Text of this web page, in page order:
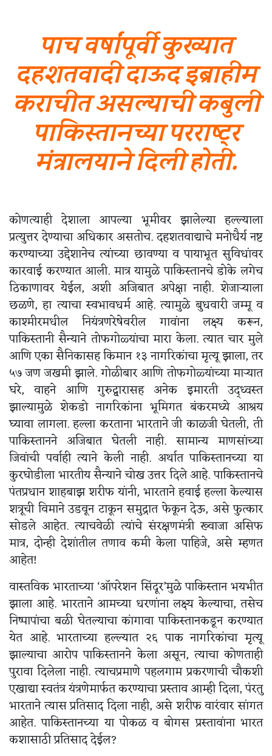
पाच वर्षांपूर्वी कुख्यात
दहशतवादी दाऊद इब्राहीम
कराचीत असल्याची कबुली
पाकिस्तानच्या परराष्ट्र
मंत्रालयाने दिली होती.
कोणत्याही देशाला आपल्या भूमीवर झालेल्या हल्ल्याला
प्रत्युत्तर देण्याचा अधिकार असतोच. दहशतवाद्याचे मनोधैर्य नष्ट
करण्याच्या उद्देशानेच त्यांच्या छावण्या व पायाभूत सुविधांवर
कारवाई करण्यात आली. मात्र यामुळे पाकिस्तानचे डोके लगेच
ठिकाणावर येईल, अशी अजिबात अपेक्षा नाही. शेजाऱ्याला
छळणे, हा त्याचा स्वभावधर्म आहे. त्यामुळे बुधवारी जम्मू व
काश्मीरमधील नियंत्रणरेषेवरील गावांना लक्ष्य करून,
पाकिस्तानी सैन्याने तोफगोळ्यांचा मारा केला. त्यात चार मुले
आणि एका सैनिकासह किमान १३ नागरिकांचा मृत्यू झाला, तर
५७ जण जखमी झाले. गोळीबार आणि तोफगोळ्यांच्या माऱ्यात
घरे, वाहने आणि गुरुद्वारासह अनेक इमारती उद्ध्वस्त
झाल्यामुळे शेकडो नागरिकांना भूमिगत बंकरमध्ये आश्रय
घ्यावा लागला. हल्ला करताना भारताने जी काळजी घेतली, ती
पाकिस्तानने अजिबात घेतली नाही. सामान्य माणसांच्या
जिवांची पर्वाही त्याने केली नाही. अर्थात पाकिस्तानच्या या
कुरघोडीला भारतीय सैन्याने चोख उत्तर दिले आहे. पाकिस्तानचे
पंतप्रधान शाहबाझ शरीफ यांनी, भारताने हवाई हल्ला केल्यास
शत्रूची विमाने उडवून टाकून समुद्रात फेकून देऊ, असे फुत्कार
सोडले आहेत. त्याचवेळी त्यांचे संरक्षणमंत्री ख्वाजा असिफ
मात्र, दोन्ही देशांतील तणाव कमी केला पाहिजे, असे म्हणत
आहेत!
वास्तविक भारताच्या ‘ऑपरेशन सिंदूर’मुळे पाकिस्तान भयभीत
झाला आहे. भारताने आमच्या धरणांना लक्ष्य केल्याचा, तसेच
निष्पापांचा बळी घेतल्याचा कांगावा पाकिस्तानकडून करण्यात
येत आहे. भारताच्या हल्ल्यात २६ पाक नागरिकांचा मृत्यू
झाल्याचा आरोप पाकिस्तानने केला असून, त्याचा कोणताही
पुरावा दिलेला नाही. त्याचप्रमाणे पहलगाम प्रकरणाची चौकशी
एखाद्या स्वतंत्र यंत्रणेमार्फत करण्याचा प्रस्ताव आम्ही दिला, पंरतु
भारताने त्यास प्रतिसाद दिला नाही, असे शरीफ वारंवार सांगत
आहेत. पाकिस्तानच्या या पोकळ व बोगस प्रस्तावांना भारत
कशासाठी प्रतिसाद देईल?